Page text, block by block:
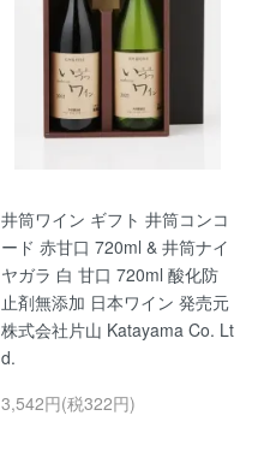
井筒ワイン ギフト 井筒コンコ
ード 赤甘口 720ml & 井筒ナイ
ヤガラ 白 甘口 720ml 酸化防
止剤無添加 日本ワイン 発売元
株式会社片山 Katayama Co. Lt
d.
3,542円(税322円)